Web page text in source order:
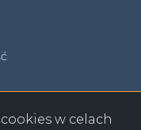
w celach